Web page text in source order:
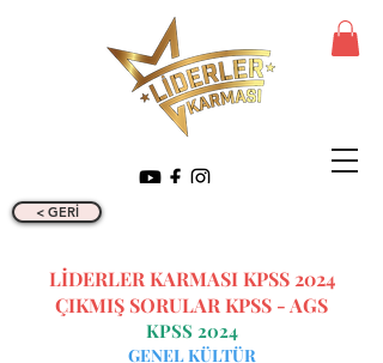
< GERİ
LİDERLER KARMASI KPSS 2024
ÇIKMIŞ SORULAR KPSS - AGS
KPSS 2024
GENEL KÜLTÜR